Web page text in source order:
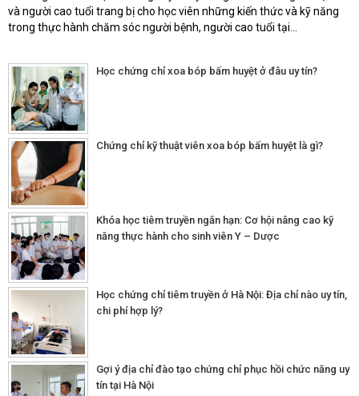
và người cao tuổi trang bị cho học viên những kiến thức và kỹ năng
trong thực hành chăm sóc người bệnh, người cao tuổi tại...
Học chứng chỉ xoa bóp bấm huyệt ở đâu uy tín?
Chứng chỉ kỹ thuật viên xoa bóp bấm huyệt là gì?
Khóa học tiêm truyền ngắn hạn: Cơ hội nâng cao kỹ
năng thực hành cho sinh viên Y – Dược
Học chứng chỉ tiêm truyền ở Hà Nội: Địa chỉ nào uy tín,
chi phí hợp lý?
Gợi ý địa chỉ đào tạo chứng chỉ phục hồi chức năng uy
tín tại Hà Nội